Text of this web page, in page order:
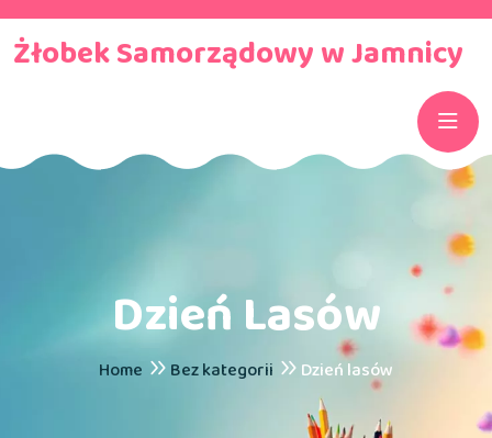
Żłobek Samorządowy w Jamnicy
Dzień Lasów
Home Bez kategorii Dzień lasów